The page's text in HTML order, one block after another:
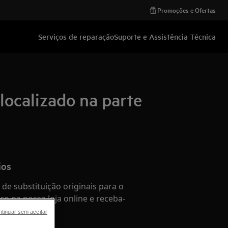
Promoções e Ofertas
Serviços de reparaçãoSuporte e Assistência Técnica
na parte
de substituição originais para o
na nossa loja online e receba-
sua casa.
sem aceitar